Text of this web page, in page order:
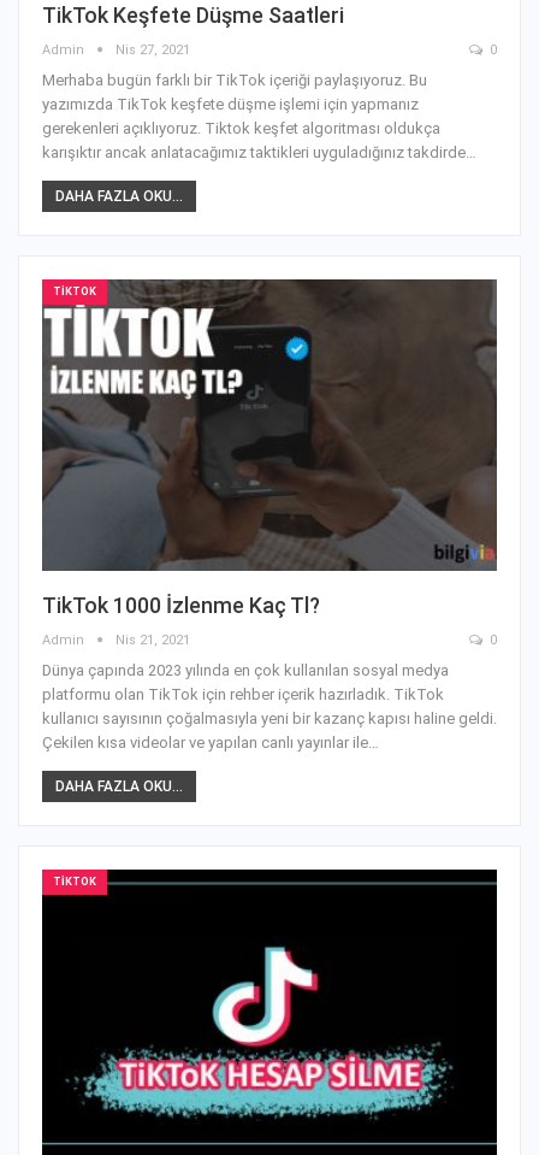
TikTok Keşfete Düşme Saatleri
Admin Nis 27, 2021 0
Merhaba bugün farklı bir TikTok içeriği paylaşıyoruz. Bu
yazımızda TikTok keşfete düşme işlemi için yapmanız
gerekenleri açıklıyoruz. Tiktok keşfet algoritması oldukça
karışıktır ancak anlatacağımız taktikleri uyguladığınız takdirde
DAHA FAZLA OKU...
TIKTOK
TikTok 1000 İzlenme Kaç Tl?
Admin Nis 21, 2021 0
Dünya çapında 2023 yılında en çok kullanılan sosyal medya
platformu olan TikTok için rehber içerik hazırladık. TikTok
kullanıcı sayısının çoğalmasıyla yeni bir kazanç kapısı haline geldi.
Çekilen kısa videolar ve yapılan canlı yayınlar ile…
DAHA FAZLA OKU...
TIKTOK